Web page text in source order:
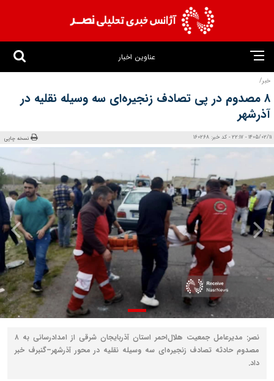
عناوین اخبار
خبر/
۸ مصدوم در پی تصادف زنجیره‌ای سه وسیله نقلیه در
آذرشهر
1405/02/11 - 22:17 - کد خبر: 160268 نسخه چاپی
نصر: مدیرعامل جمعیت هلال‌احمر استان آذربایجان شرقی از امدادرسانی به ۸
مصدوم حادثه تصادف زنجیره‌ای سه وسیله نقلیه در محور آذرشهر–گنبرف خبر
داد.